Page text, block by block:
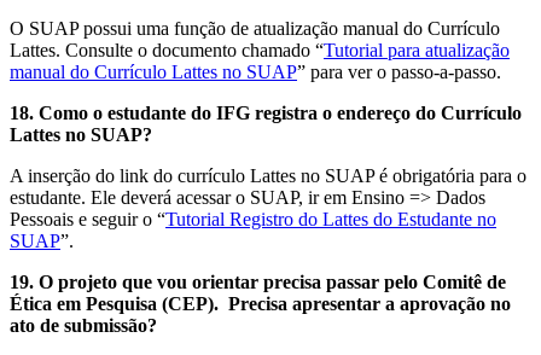
O SUAP possui uma função de atualização manual do Currículo
Lattes. Consulte o documento chamado “Tutorial para atualização
manual do Currículo Lattes no SUAP” para ver o passo-a-passo.
18. Como o estudante do IFG registra o endereço do Currículo
Lattes no SUAP?
A inserção do link do currículo Lattes no SUAP é obrigatória para o
estudante. Ele deverá acessar o SUAP, ir em Ensino => Dados
Pessoais e seguir o “Tutorial Registro do Lattes do Estudante no
SUAP”.
19. O projeto que vou orientar precisa passar pelo Comitê de
Ética em Pesquisa (CEP). Precisa apresentar a aprovação no
ato de submissão?